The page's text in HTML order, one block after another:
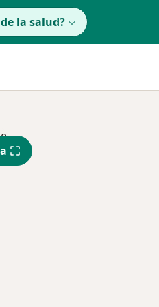
la salud?
Vie
14 Ago